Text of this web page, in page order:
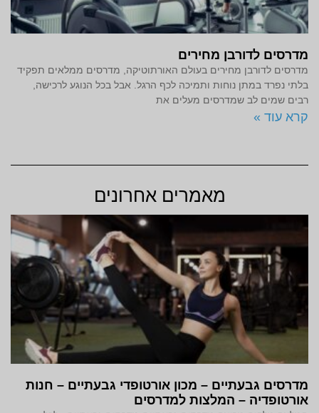
מדרסים לדורבן מחירים
מדרסים לדורבן מחירים בעולם האורתוטיקה, מדרסים ממלאים תפקיד
בלתי נפרד במתן נוחות ותמיכה לכף הרגל. אבל בכל הנוגע לרכישה,
רבים שמים לב שמדרסים מעלים את
קרא עוד »
מאמרים אחרונים
מדרסים גבעתיים – מכון אורטופדי גבעתיים – חנות
אורטופדיה – המלצות למדרסים